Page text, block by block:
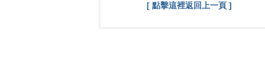
[ 點擊這裡返回上一頁 ]